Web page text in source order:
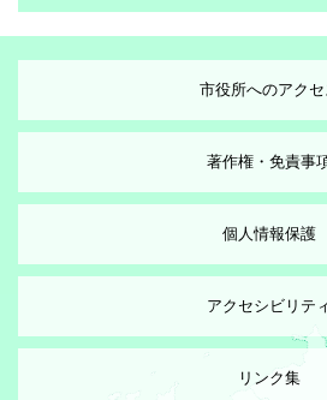
市役所へのアクセ
著作権・免責事
個人情報保護
アクセシビリテ
リンク集